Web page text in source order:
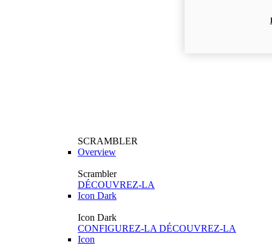
SCRAMBLER
Overview
Scrambler
DÉCOUVREZ-LA
Icon Dark
Icon Dark
CONFIGUREZ-LA DÉCOUVREZ-LA
Icon